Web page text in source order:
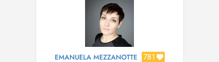
EMANUELA MEZZANOTTE 781